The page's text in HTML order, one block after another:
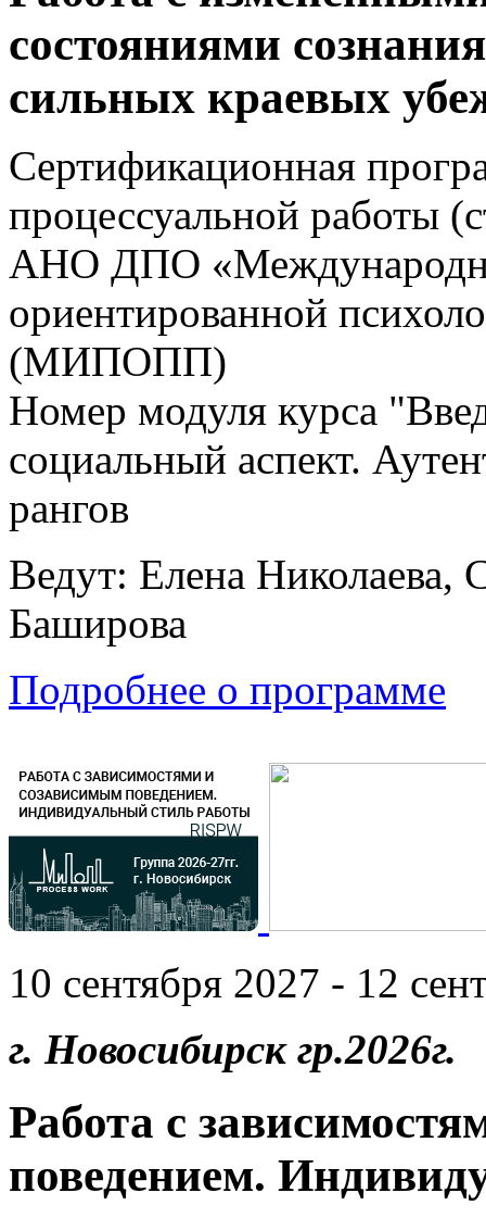
состояниями
сильных краевых
Сертификационная
процессуальной работы
АНО ДПО
ориентированной
(МИПОПП)
Номер модуля курса
социальный аспект.
рангов
Ведут: Елена Николаева,
Баширова
Подробнее о программе
10 сентября 2027 - 12
г. Новосибирск гр.2026г.
Работа с
поведением.